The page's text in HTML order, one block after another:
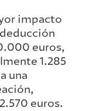
impacto
euros,
1.285
una
euros.